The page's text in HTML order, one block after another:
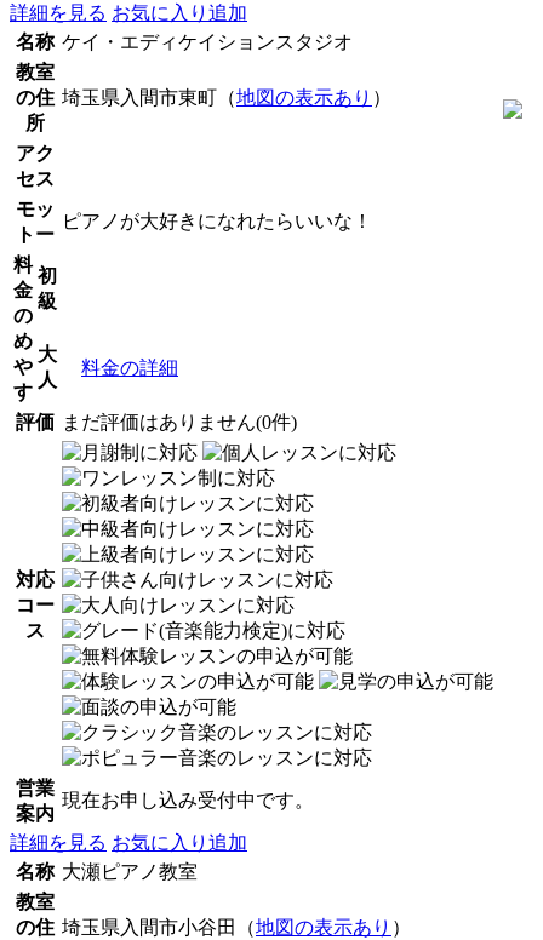
詳細を見る お気に入り追加
名称 ケイ・エディケイションスタジオ
教室
の住
所
埼玉県入間市東町（地図の表示あり ）
アク
セス
モッ
トー
ピアノが大好きになれたらいいな！
料
金
の
め
や
す
初
級
大
人
料金の詳細
評価 まだ評価はありません(0件)
対応
コー
ス
営業
案内
現在お申し込み受付中です。
詳細を見る お気に入り追加
名称 大瀬ピアノ教室
教室
の住 埼玉県入間市小谷田（地図の表示あり ）